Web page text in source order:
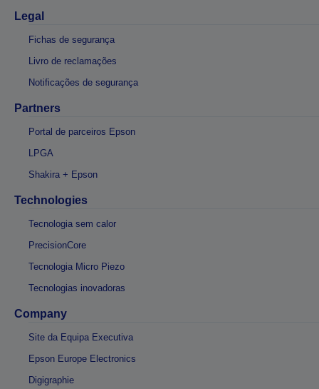
Legal
Fichas de segurança
Livro de reclamações
Notificações de segurança
Partners
Portal de parceiros Epson
LPGA
Shakira + Epson
Technologies
Tecnologia sem calor
PrecisionCore
Tecnologia Micro Piezo
Tecnologias inovadoras
Company
Site da Equipa Executiva
Epson Europe Electronics
Digigraphie